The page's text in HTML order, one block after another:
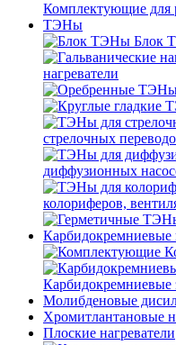
Комплектующие для
ТЭНы
Блок
нагреватели
стрелочных
диффузионных
колориферов,
Карбидокремниевые
Карбидокремниевые
Молибденовые
Хромитлантановые
Плоские нагреватели